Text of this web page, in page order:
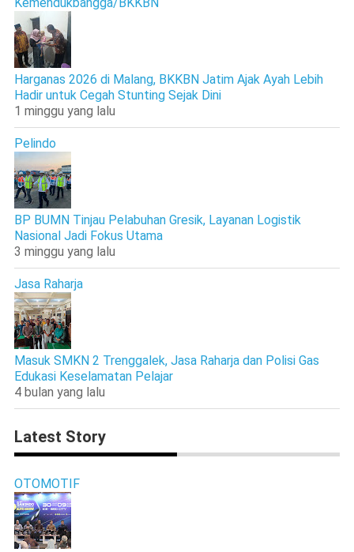
Harganas 2026 di Malang, BKKBN Jatim Ajak Ayah Lebih
Hadir untuk Cegah Stunting Sejak Dini
1 minggu yang lalu
Pelindo
BP BUMN Tinjau Pelabuhan Gresik, Layanan Logistik
Nasional Jadi Fokus Utama
3 minggu yang lalu
Jasa Raharja
Masuk SMKN 2 Trenggalek, Jasa Raharja dan Polisi Gas
Edukasi Keselamatan Pelajar
4 bulan yang lalu
Latest Story
OTOMOTIF